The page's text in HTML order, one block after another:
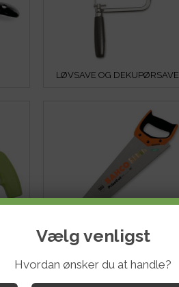
Vælg venligst
Hvordan ønsker du at handle?
LØVSAVE OG DEKUPØRSAVE